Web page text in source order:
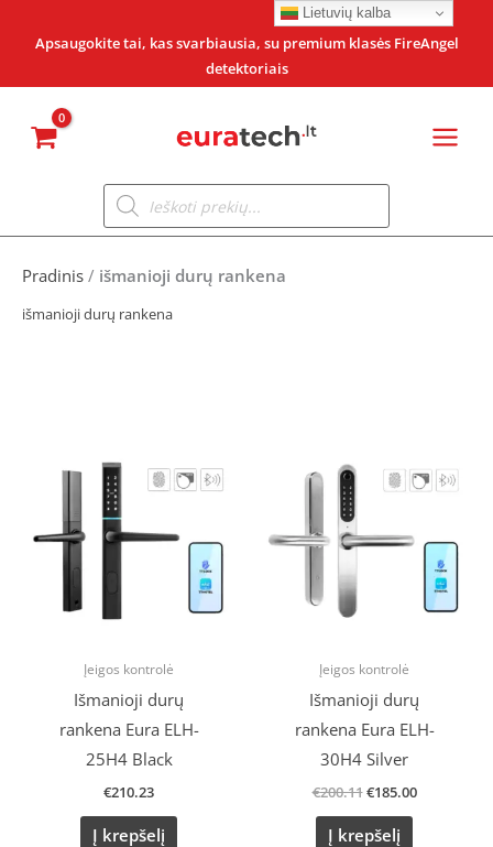
Apsaugokite tai, kas svarbiausia, su premium klasės FireAngel
detektoriais
Products
search
Pradinis / išmanioji durų rankena
išmanioji durų rankena
Įeigos kontrolė
Išmanioji durų
rankena Eura ELH-
25H4 Black
€210.23
Į krepšelį
Įeigos kontrolė
Išmanioji durų
rankena Eura ELH-
30H4 Silver
€200.11
was:
€185.00
is:
Į krepšelį
Lietuvių kalba